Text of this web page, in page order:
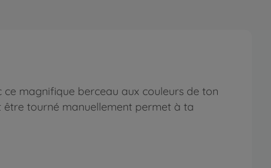
magnifique berceau aux couleurs de ton
tourné manuellement permet à ta